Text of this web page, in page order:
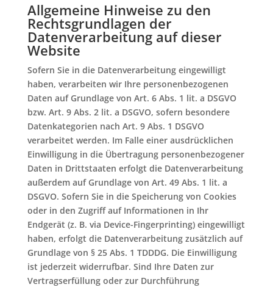
Allgemeine Hinweise zu den
Rechtsgrundlagen der
Datenverarbeitung auf dieser
Website
Sofern Sie in die Datenverarbeitung eingewilligt
haben, verarbeiten wir Ihre personenbezogenen
Daten auf Grundlage von Art. 6 Abs. 1 lit. a DSGVO
bzw. Art. 9 Abs. 2 lit. a DSGVO, sofern besondere
Datenkategorien nach Art. 9 Abs. 1 DSGVO
verarbeitet werden. Im Falle einer ausdrücklichen
Einwilligung in die Übertragung personenbezogener
Daten in Drittstaaten erfolgt die Datenverarbeitung
außerdem auf Grundlage von Art. 49 Abs. 1 lit. a
DSGVO. Sofern Sie in die Speicherung von Cookies
oder in den Zugriff auf Informationen in Ihr
Endgerät (z. B. via Device-Fingerprinting) eingewilligt
haben, erfolgt die Datenverarbeitung zusätzlich auf
Grundlage von § 25 Abs. 1 TDDDG. Die Einwilligung
ist jederzeit widerrufbar. Sind Ihre Daten zur
Vertragserfüllung oder zur Durchführung